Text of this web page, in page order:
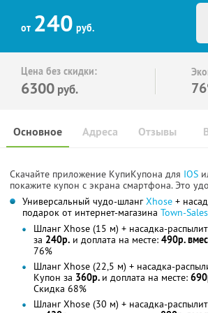
от 240 руб.
Цена без скидки:
6300 руб.
Основное Отзывы
Адреса
Скачайте приложение КупиКупона для IOS
покажите купон с экрана смартфона. Это
Универсальный чудо-шлангXhose +
подарок от интернет-магазина Town-Sales
Шланг Xhose (15 м) + насадка-
за 240р. и доплата на месте: 490р.
76%
Шланг Xhose (22,5 м) + насадка-
Купон за 360р. и доплата на месте:
Скидка 68%
Шланг Xhose (30 м) + насадка-